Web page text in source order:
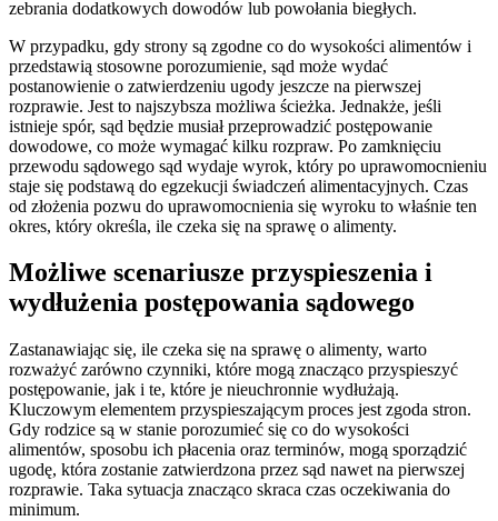
zebrania dodatkowych dowodów lub powołania biegłych.
W przypadku, gdy strony są zgodne co do wysokości alimentów i
przedstawią stosowne porozumienie, sąd może wydać
postanowienie o zatwierdzeniu ugody jeszcze na pierwszej
rozprawie. Jest to najszybsza możliwa ścieżka. Jednakże, jeśli
istnieje spór, sąd będzie musiał przeprowadzić postępowanie
dowodowe, co może wymagać kilku rozpraw. Po zamknięciu
przewodu sądowego sąd wydaje wyrok, który po uprawomocnieniu
staje się podstawą do egzekucji świadczeń alimentacyjnych. Czas
od złożenia pozwu do uprawomocnienia się wyroku to właśnie ten
okres, który określa, ile czeka się na sprawę o alimenty.
Możliwe scenariusze przyspieszenia i
wydłużenia postępowania sądowego
Zastanawiając się, ile czeka się na sprawę o alimenty, warto
rozważyć zarówno czynniki, które mogą znacząco przyspieszyć
postępowanie, jak i te, które je nieuchronnie wydłużają.
Kluczowym elementem przyspieszającym proces jest zgoda stron.
Gdy rodzice są w stanie porozumieć się co do wysokości
alimentów, sposobu ich płacenia oraz terminów, mogą sporządzić
ugodę, która zostanie zatwierdzona przez sąd nawet na pierwszej
rozprawie. Taka sytuacja znacząco skraca czas oczekiwania do
minimum.